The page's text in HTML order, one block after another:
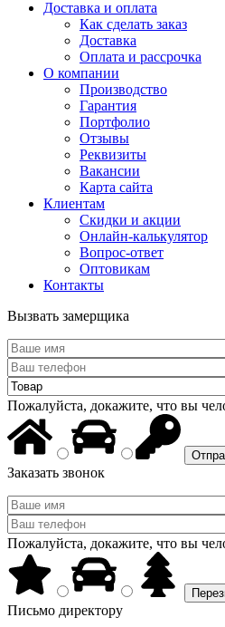
Доставка и оплата
Как сделать заказ
Доставка
Оплата и рассрочка
О компании
Производство
Гарантия
Портфолио
Отзывы
Реквизиты
Вакансии
Карта сайта
Клиентам
Скидки и акции
Онлайн-калькулятор
Вопрос-ответ
Оптовикам
Контакты
Вызвать замерщика
Пожалуйста, докажите, что вы
Заказать звонок
Пожалуйста, докажите, что вы
Письмо директору